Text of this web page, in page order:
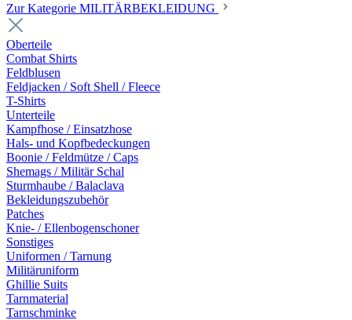
Zur Kategorie MILITÄRBEKLEIDUNG
Oberteile
Combat Shirts
Feldblusen
Feldjacken / Soft Shell / Fleece
T-Shirts
Unterteile
Kampfhose / Einsatzhose
Hals- und Kopfbedeckungen
Boonie / Feldmütze / Caps
Shemags / Militär Schal
Sturmhaube / Balaclava
Bekleidungszubehör
Patches
Knie- / Ellenbogenschoner
Sonstiges
Uniformen / Tarnung
Militäruniform
Ghillie Suits
Tarnmaterial
Tarnschminke